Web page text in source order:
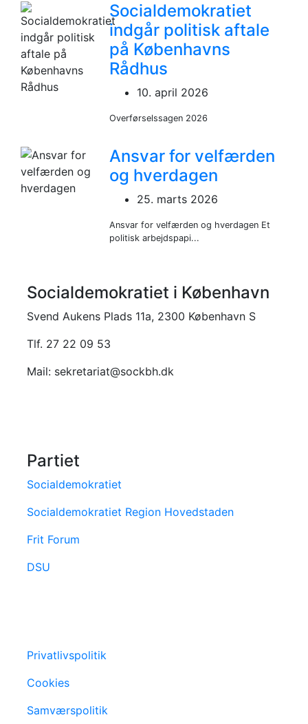
Socialdemokratiet
indgår politisk aftale
på Københavns
Rådhus
10. april 2026
Overførselssagen 2026
Ansvar for velfærden
og hverdagen
25. marts 2026
Ansvar for velfærden og hverdagen Et
politisk arbejdspapi...
Socialdemokratiet i København
Svend Aukens Plads 11a, 2300 København S
Tlf. 27 22 09 53
Mail: sekretariat@sockbh.dk
Partiet
Socialdemokratiet
Socialdemokratiet Region Hovedstaden
Frit Forum
DSU
Privatlivspolitik
Cookies
Samværspolitik